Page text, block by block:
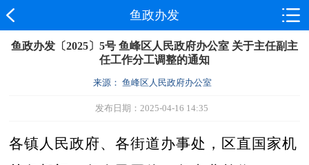
鱼政办发
鱼政办发〔2025〕5号 鱼峰区人民政府办公室 关于主任副主
任工作分工调整的通知
来源： 鱼峰区人民政府办公室
发布日期：2025-04-16 14:35
各镇人民政府、各街道办事处，区直国家机